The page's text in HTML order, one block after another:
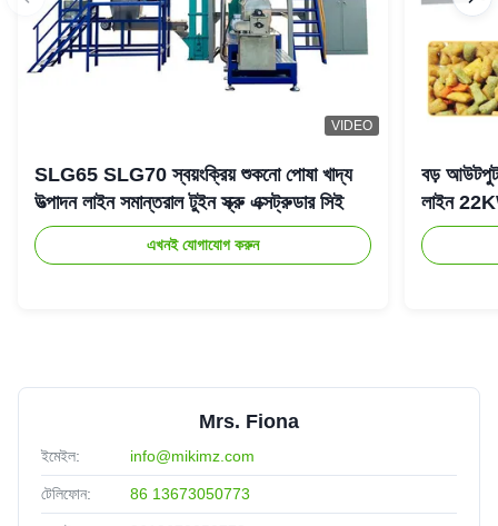
VIDEO
SLG65 SLG70 স্বয়ংক্রিয় শুকনো পোষা খাদ্য
উত্পাদন লাইন সমান্তরাল টুইন স্ক্রু এক্সট্রুডার সিই
এখনই যোগাযোগ করুন
বড় আউটপুট
লাইন
Mrs. Fiona
ইমেইল: info@mikimz.com
টেলিফোন: 86 13673050773